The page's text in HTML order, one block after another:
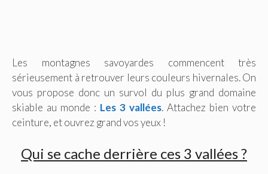
Les montagnes savoyardes commencent très
sérieusement à retrouver leurs couleurs hivernales. On
vous propose donc un survol du plus grand domaine
skiable au monde : Les 3 vallées. Attachez bien votre
ceinture, et ouvrez grand vos yeux !
Qui se cache derrière ces 3 vallées ?